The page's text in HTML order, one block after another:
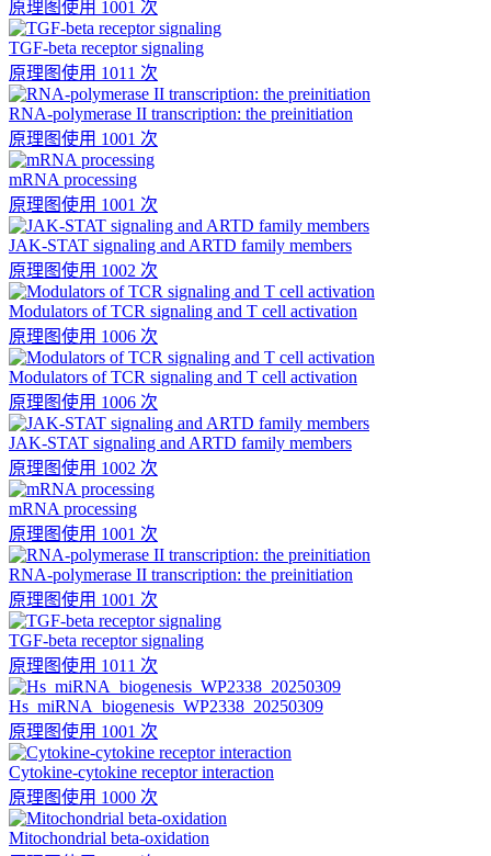
原理图使用 1001 次
TGF-beta receptor signaling
原理图使用 1011 次
RNA-polymerase II transcription: the preinitiation
原理图使用 1001 次
mRNA processing
原理图使用 1001 次
JAK-STAT signaling and ARTD family members
原理图使用 1002 次
Modulators of TCR signaling and T cell activation
原理图使用 1006 次
Modulators of TCR signaling and T cell activation
原理图使用 1006 次
JAK-STAT signaling and ARTD family members
原理图使用 1002 次
mRNA processing
原理图使用 1001 次
RNA-polymerase II transcription: the preinitiation
原理图使用 1001 次
TGF-beta receptor signaling
原理图使用 1011 次
Hs_miRNA_biogenesis_WP2338_20250309
原理图使用 1001 次
Cytokine-cytokine receptor interaction
原理图使用 1000 次
Mitochondrial beta-oxidation